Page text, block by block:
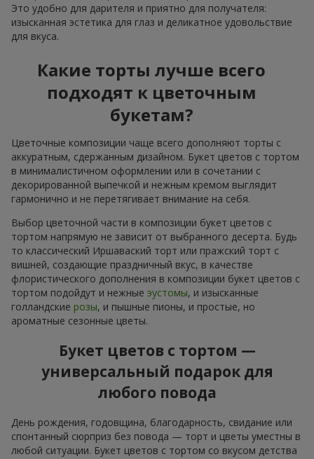
Это удобно для дарителя и приятно для получателя:
изысканная эстетика для глаз и деликатное удовольствие
для вкуса.
Какие торты лучше всего
подходят к цветочным
букетам?
Цветочные композиции чаще всего дополняют торты с
аккуратным, сдержанным дизайном. Букет цветов с тортом
в минималистичном оформлении или в сочетании с
декорированной выпечкой и нежным кремом выглядит
гармонично и не перетягивает внимание на себя.
Выбор цветочной части в композиции букет цветов с
тортом напрямую не зависит от выбранного десерта. Будь
то классический Иршаваский торт или пражский торт с
вишней, создающие праздничный вкус, в качестве
флористического дополнения в композиции букет цветов с
тортом подойдут и нежные эустомы, и изысканные
голландские розы, и пышные пионы, и простые, но
ароматные сезонные цветы.
Букет цветов с тортом —
универсальный подарок для
любого повода
День рождения, годовщина, благодарность, свидание или
спонтанный сюрприз без повода — торт и цветы уместны в
любой ситуации. Букет цветов с тортом со вкусом детства